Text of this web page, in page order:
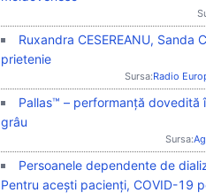
Ruxandra CESEREANU, Sanda
prietenie
Sursa:Radio
Pallas™ – performanță dovedită
grâu
Sursa:
Persoanele dependente de
Pentru acești pacienți, COVID-19